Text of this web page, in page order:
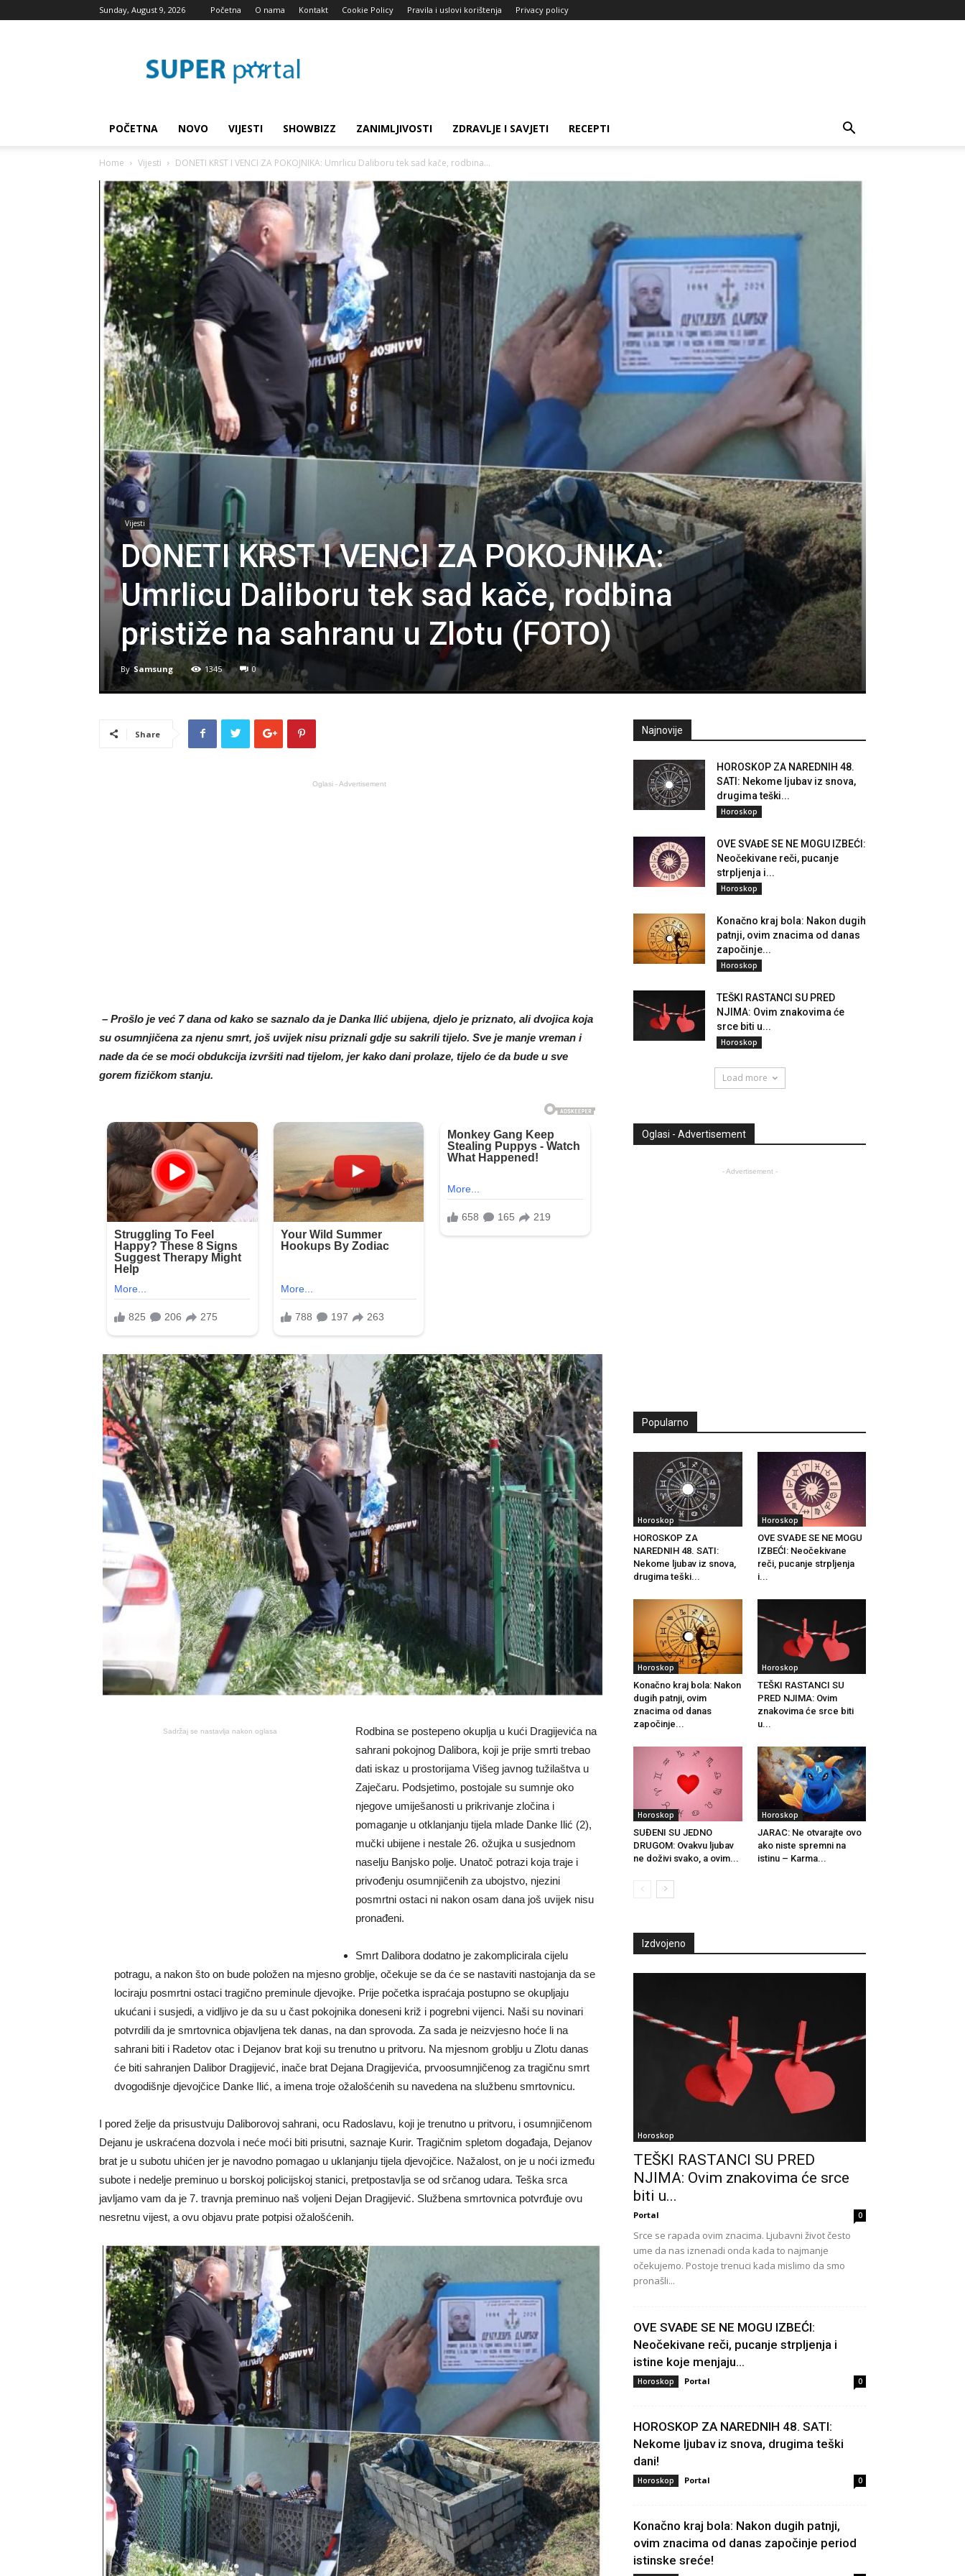
Sunday, August 9, 2026 Početna O nama Kontakt Cookie Policy Pravila i uslovi korištenja Privacy policy
blog
POČETNA NOVO VIJESTI SHOWBIZZ ZANIMLJIVOSTI ZDRAVLJE I SAVJETI RECEPTI
Home Vijesti DONETI KRST I VENCI ZA POKOJNIKA: Umrlicu Daliboru tek sad kače, rodbina...
Vijesti
DONETI KRST I VENCI ZA POKOJNIKA:
Umrlicu Daliboru tek sad kače, rodbina
pristiže na sahranu u Zlotu (FOTO)
By Samsung 1345 0
Share
Oglasi - Advertisement
– Prošlo je već 7 dana od kako se saznalo da je Danka Ilić ubijena, djelo je priznato, ali dvojica koja
su osumnjičena za njenu smrt, još uvijek nisu priznali gdje su sakrili tijelo. Sve je manje vreman i
nade da će se moći obdukcija izvršiti nad tijelom, jer kako dani prolaze, tijelo će da bude u sve
gorem fizičkom stanju.
Sadržaj se nastavlja nakon oglasa
Rodbina se postepeno okuplja u kući Dragijevića na
sahrani pokojnog Dalibora, koji je prije smrti trebao
dati iskaz u prostorijama Višeg javnog tužilaštva u
Zaječaru. Podsjetimo, postojale su sumnje oko
njegove umiješanosti u prikrivanje zločina i
pomaganje u otklanjanju tijela mlade Danke Ilić (2),
mučki ubijene i nestale 26. ožujka u susjednom
naselju Banjsko polje. Unatoč potrazi koja traje i
privođenju osumnjičenih za ubojstvo, njezini
posmrtni ostaci ni nakon osam dana još uvijek nisu
pronađeni.
Smrt Dalibora dodatno je zakomplicirala cijelu
potragu, a nakon što on bude položen na mjesno groblje, očekuje se da će se nastaviti nastojanja da se
lociraju posmrtni ostaci tragično preminule djevojke. Prije početka ispraćaja postupno se okupljaju
ukućani i susjedi, a vidljivo je da su u čast pokojnika doneseni križ i pogrebni vijenci. Naši su novinari
potvrdili da je smrtovnica objavljena tek danas, na dan sprovoda. Za sada je neizvjesno hoće li na
sahrani biti i Radetov otac i Dejanov brat koji su trenutno u pritvoru. Na mjesnom groblju u Zlotu danas
će biti sahranjen Dalibor Dragijević, inače brat Dejana Dragijevića, prvoosumnjičenog za tragičnu smrt
dvogodišnje djevojčice Danke Ilić, a imena troje ožalošćenih su navedena na službenu smrtovnicu.
I pored želje da prisustvuju Daliborovoj sahrani, ocu Radoslavu, koji je trenutno u pritvoru, i osumnjičenom
Dejanu je uskraćena dozvola i neće moći biti prisutni, saznaje Kurir. Tragičnim spletom događaja, Dejanov
brat je u subotu uhićen jer je navodno pomagao u uklanjanju tijela djevojčice. Nažalost, on je u noći između
subote i nedelje preminuo u borskoj policijskoj stanici, pretpostavlja se od srčanog udara. Teška srca
javljamo vam da je 7. travnja preminuo naš voljeni Dejan Dragijević. Službena smrtovnica potvrđuje ovu
nesretnu vijest, a ovu objavu prate potpisi ožalošćenih.
Najnovije
HOROSKOP ZA NAREDNIH 48.
SATI: Nekome ljubav iz snova,
drugima teški...
Horoskop
OVE SVAĐE SE NE MOGU IZBEĆI:
Neočekivane reči, pucanje
strpljenja i...
Horoskop
Konačno kraj bola: Nakon dugih
patnji, ovim znacima od danas
započinje...
Horoskop
TEŠKI RASTANCI SU PRED
NJIMA: Ovim znakovima će
srce biti u...
Horoskop
Load more
Oglasi - Advertisement
- Advertisement -
Popularno
Horoskop
HOROSKOP ZA
NAREDNIH 48. SATI:
Nekome ljubav iz snova,
drugima teški...
Horoskop
OVE SVAĐE SE NE MOGU
IZBEĆI: Neočekivane
reči, pucanje strpljenja
i...
Horoskop
Konačno kraj bola: Nakon
dugih patnji, ovim
znacima od danas
započinje...
Horoskop
TEŠKI RASTANCI SU
PRED NJIMA: Ovim
znakovima će srce biti
u...
Horoskop
SUĐENI SU JEDNO
DRUGOM: Ovakvu ljubav
ne doživi svako, a ovim...
Horoskop
JARAC: Ne otvarajte ovo
ako niste spremni na
istinu – Karma...
Izdvojeno
Horoskop
TEŠKI RASTANCI SU PRED
NJIMA: Ovim znakovima će srce
biti u...
Portal 0
Srce se rapada ovim znacima. Ljubavni život često
ume da nas iznenadi onda kada to najmanje
očekujemo. Postoje trenuci kada mislimo da smo
pronašli...
OVE SVAĐE SE NE MOGU IZBEĆI:
Neočekivane reči, pucanje strpljenja i
istine koje menjaju...
Horoskop Portal 0
HOROSKOP ZA NAREDNIH 48. SATI:
Nekome ljubav iz snova, drugima teški
dani!
Horoskop Portal 0
Konačno kraj bola: Nakon dugih patnji,
ovim znacima od danas započinje period
istinske sreće!